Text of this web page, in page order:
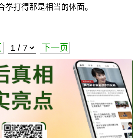
拳打得那是相当的体面。
下一页